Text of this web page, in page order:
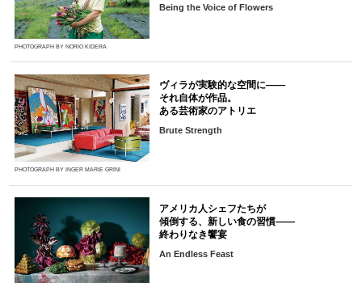
PHOTOGRAPH BY NORIO KIDERA
Being the Voice of Flowers
PHOTOGRAPH BY INGER MARIE GRINI
ヴィラが実験的な空間に――
それ自体が作品。
ある芸術家のアトリエ
Brute Strength
アメリカ人シェフたちが
傾倒する、新しい食の習慣――
終わりなき饗宴
An Endless Feast